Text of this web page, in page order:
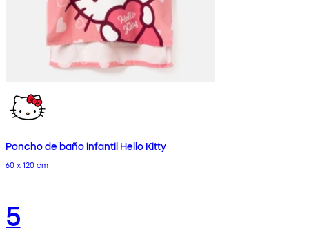
Poncho de baño infantil Hello Kitty
60 x 120 cm
5